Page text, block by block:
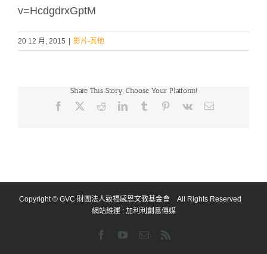
v=HcdgdrxGptM
20 12 月, 2015 影片-其他
Share This Story, Choose Your Platform!
Facebook RedditLinkedInTumblr Pinterest
Vk Email:
Copyright © GVC 財團法人致福感恩文教基金會 All Rights Reserved
網站維運 : 加利利創意傳媒
FacebookYouTube
Email: